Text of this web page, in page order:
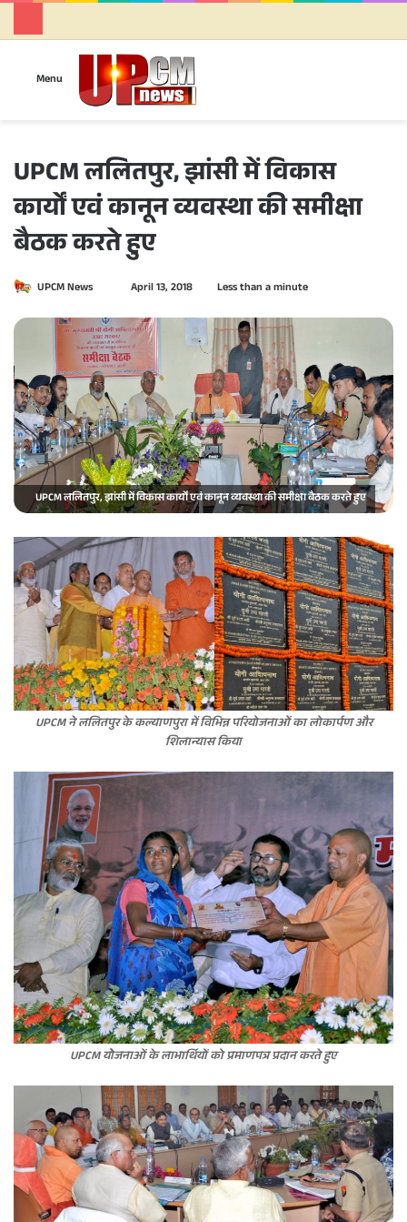
Menu
UPCM ललितपुर, झांसी में विकास
कार्यों एवं कानून व्यवस्था की समीक्षा
बैठक करते हुए
UPCM News
n
d
a
n
e
m
a
i
l
April 13, 2018 Less than a minute
UPCM ललितपुर, झांसी में विकास कार्यों एवं कानून व्यवस्था की समीक्षा बैठक करते हुए
UPCM ने ललितपुर के कल्याणपुरा में विभिन्न परियोजनाओं का लोकार्पण और
शिलान्यास किया
UPCM योेजनाओं के लाभार्थियों को प्रमाणपत्र प्रदान करते हुए